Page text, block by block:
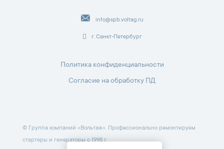
info@spb.voltag.ru
г. Санкт-Петербург
Политика конфиденциальности
Согласие на обработку ПД
© Группа компаний «Вольтаж». Профессионально ремонтируем
стартеры и генераторы с 1998 г.